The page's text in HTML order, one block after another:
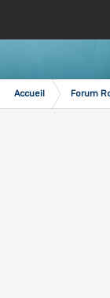
Accueil Forum